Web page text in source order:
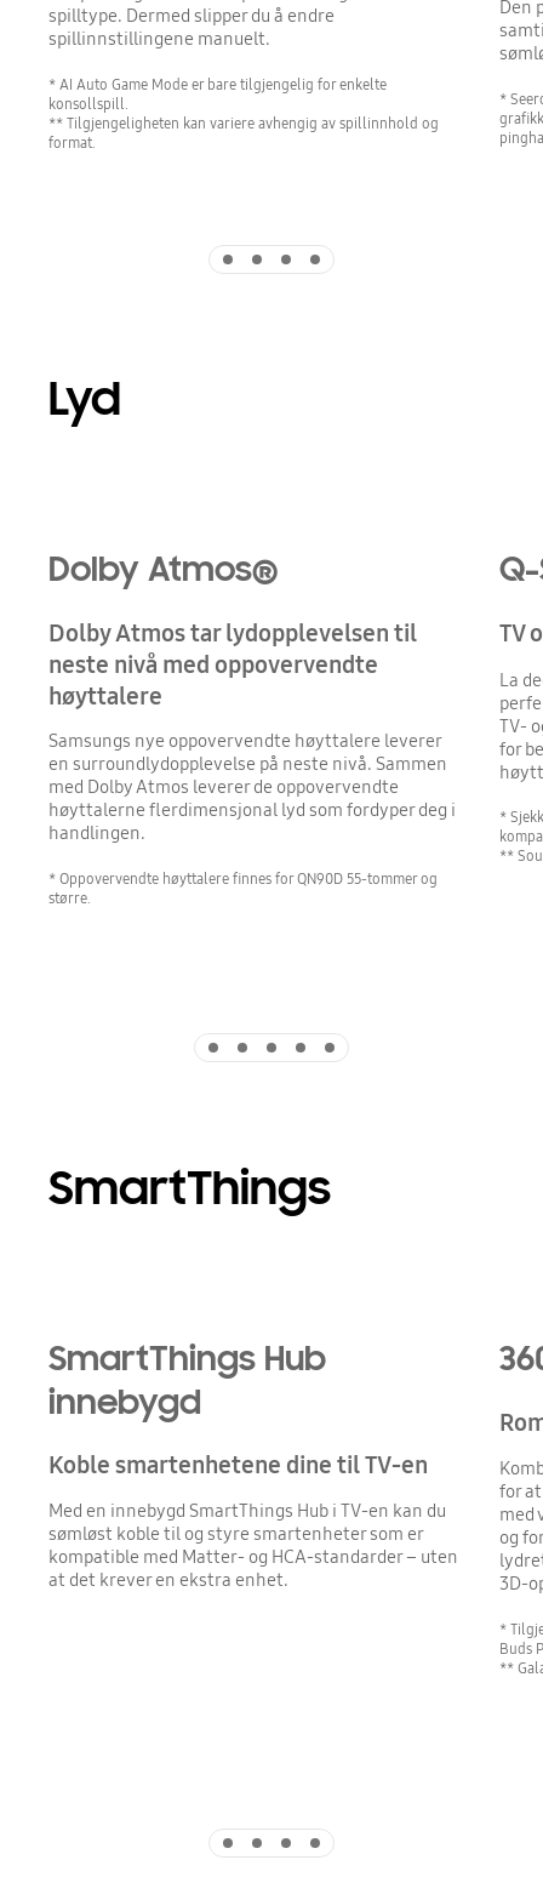
spilltype. Dermed slipper du å endre
spillinnstillingene manuelt.
* AI Auto Game Mode er bare tilgjengelig for enkelte
konsollspill.
** Tilgjengeligheten kan variere avhengig av spillinnhold og
format.
Den
*
Lyd
Dolby Atmos®
Dolby Atmos tar lydopplevelsen til
neste nivå med oppovervendte
høyttalere
Samsungs nye oppovervendte høyttalere leverer
en surroundlydopplevelse på neste nivå. Sammen
med Dolby Atmos leverer de oppovervendte
høyttalerne flerdimensjonal lyd som fordyper deg i
handlingen.
* Oppovervendte høyttalere finnes for QN90D 55-tommer og
større.
TV
La
TV-
for
*
**
SmartThings
SmartThings Hub
innebygd
Koble smartenhetene dine til TV-en
Med en innebygd SmartThings Hub i TV-en kan du
sømløst koble til og styre smartenheter som er
kompatible med Matter- og HCA-standarder – uten
at det krever en ekstra enhet.
for
med
og
3D-
*
Buds
**